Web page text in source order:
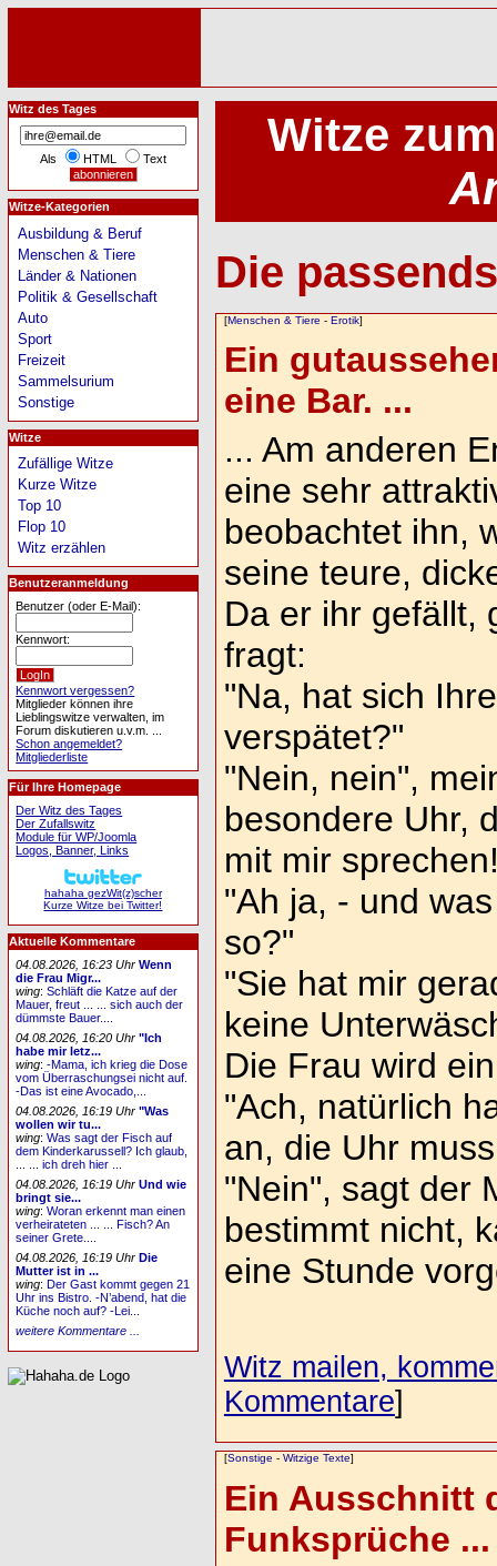
Witze
Die
[Menschen & Tiere - Erotik]
Ein
eine Bar. ...
... Am anderen
eine sehr
beobachtet ihn,
seine teure,
Da er ihr gefällt,
fragt:
"Na, hat sich
verspätet?"
"Nein, nein",
besondere Uhr,
mit mir
"Ah ja, - und
so?"
"Sie hat mir
keine
Die Frau wird
"Ach, natürlich
an, die Uhr
"Nein", sagt der
bestimmt nicht,
eine Stunde
Witz mailen,
Kommentare]
[Sonstige - Witzige Texte]
Ein Ausschnitt
Funksprüche ...
Witz des Tages
Als HTML Text
Witze-Kategorien
Ausbildung & Beruf
Menschen & Tiere
Länder & Nationen
Politik & Gesellschaft
Auto
Sport
Freizeit
Sammelsurium
Sonstige
Witze
Zufällige Witze
Kurze Witze
Top 10
Flop 10
Witz erzählen
Benutzeranmeldung
Benutzer (oder E-Mail):
Kennwort:
Kennwort vergessen?
Mitglieder können ihre
Lieblingswitze verwalten, im
Forum diskutieren u.v.m. ...
Schon angemeldet?
Mitgliederliste
Für Ihre Homepage
Der Witz des Tages
Der Zufallswitz
Module für WP/Joomla
Logos, Banner, Links
hahaha gezWit(z)scher
Kurze Witze bei Twitter!
Aktuelle Kommentare
04.08.2026, 16:23 Uhr Wenn
die Frau Migr...
wing:Schläft die Katze auf der
Mauer, freut ... ... sich auch der
dümmste Bauer....
04.08.2026, 16:20 Uhr "Ich
habe mir letz...
wing:-Mama, ich krieg die Dose
vom Überraschungsei nicht auf.
-Das ist eine Avocado,...
04.08.2026, 16:19 Uhr "Was
wollen wir tu...
wing:Was sagt der Fisch auf
dem Kinderkarussell? Ich glaub,
... ... ich dreh hier ...
04.08.2026, 16:19 Uhr Und wie
bringt sie...
wing:Woran erkennt man einen
verheirateten ... ... Fisch? An
seiner Grete....
04.08.2026, 16:19 Uhr Die
Mutter ist in ...
wing:Der Gast kommt gegen 21
Uhr ins Bistro. -N’abend, hat die
Küche noch auf? -Lei...
weitere Kommentare ...